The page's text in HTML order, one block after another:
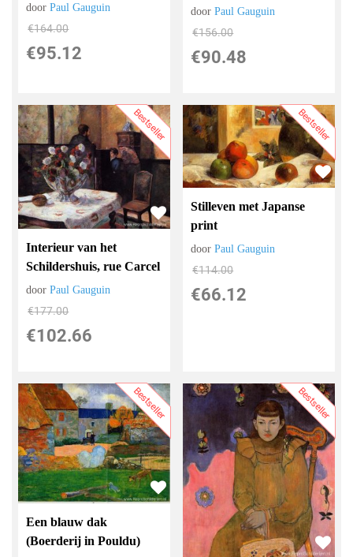
doorPaul Gauguin
€164.00
€95.12
doorPaul Gauguin
€156.00
€90.48
Bestseller
Interieur van het
Schildershuis, rue Carcel
doorPaul Gauguin
€177.00
€102.66
Bestseller
Stilleven met Japanse
print
doorPaul Gauguin
€114.00
€66.12
Bestseller
Een blauw dak
(Boerderij in Pouldu)
Bestseller